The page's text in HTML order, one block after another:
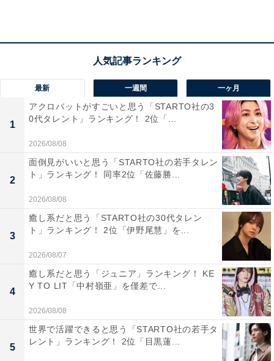
楽しめると思う」（30代男性／大阪府）、「南国っぽい
雰囲気で綺麗だから」（20代女性／神奈川県）といった
声が集まりました。
1位：房総フラワーライン（館山～南房総）／94票
房総半島南端の館山から南房総にかけて、海岸線沿いを
走る絶景ルートです。温暖な気候のため、冬でも菜の花
最新 一週間 一ヶ月
1
アクロバットがすごいと思う「STARTO社の3
0代タレント」ランキング！ 2位「...
2026/08/08
2
面倒見がいいと思う「STARTO社の若手タレン
ト」ランキング！ 同率2位「佐藤勝...
2026/08/08
3
癒し系だと思う「STARTO社の30代タレン
ト」ランキング！ 2位「伊野尾慧」を...
2026/08/07
4
癒し系だと思う「ジュニア」ランキング！ KE
Y TO LIT「中村嶺亜」を僅差で...
2026/08/08
5
世界で活躍できると思う「STARTO社の若手タ
レント」ランキング！ 2位「目黒蓮...